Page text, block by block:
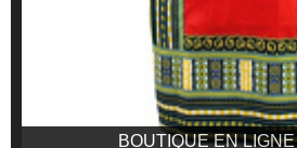
BOUTIQUE EN LIGNE